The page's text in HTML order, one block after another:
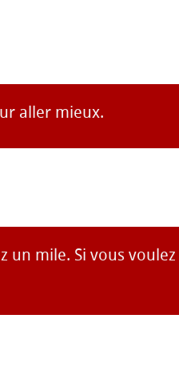
aller mieux.
un mile. Si vous